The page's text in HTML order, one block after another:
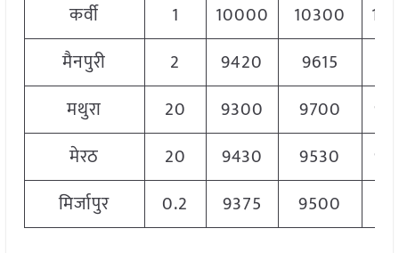
कर्वी
1 10000 10300
मैनपुरी
2 9420 9615
मथुरा
20 9300 9700
मेरठ
20 9430 9530
मिर्जापुर
0.2 9375 9500